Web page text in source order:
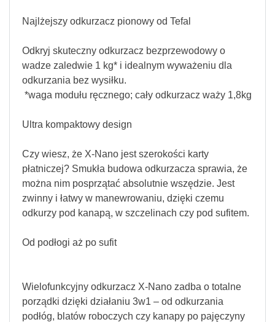
Najlżejszy odkurzacz pionowy od Tefal
Odkryj skuteczny odkurzacz bezprzewodowy o
wadze zaledwie 1 kg* i idealnym wyważeniu dla
odkurzania bez wysiłku.
*waga modułu ręcznego; cały odkurzacz waży 1,8kg
Ultra kompaktowy design
Czy wiesz, że X-Nano jest szerokości karty
płatniczej? Smukła budowa odkurzacza sprawia, że
można nim posprzątać absolutnie wszędzie. Jest
zwinny i łatwy w manewrowaniu, dzięki czemu
odkurzy pod kanapą, w szczelinach czy pod sufitem.
Od podłogi aż po sufit
Wielofunkcyjny odkurzacz X-Nano zadba o totalne
porządki dzięki działaniu 3w1 – od odkurzania
podłóg, blatów roboczych czy kanapy po pajęczyny